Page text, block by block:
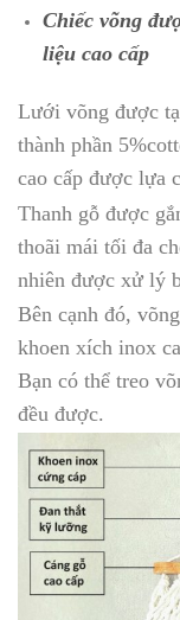
Chiếc võng
liệu cao cấp
Lưới võng được
thành phần
cao cấp được lựa
Thanh gỗ được
thoãi mái tối đa
nhiên được xử lý
Bên cạnh đó,
khoen xích inox
Bạn có thể treo
đều được.